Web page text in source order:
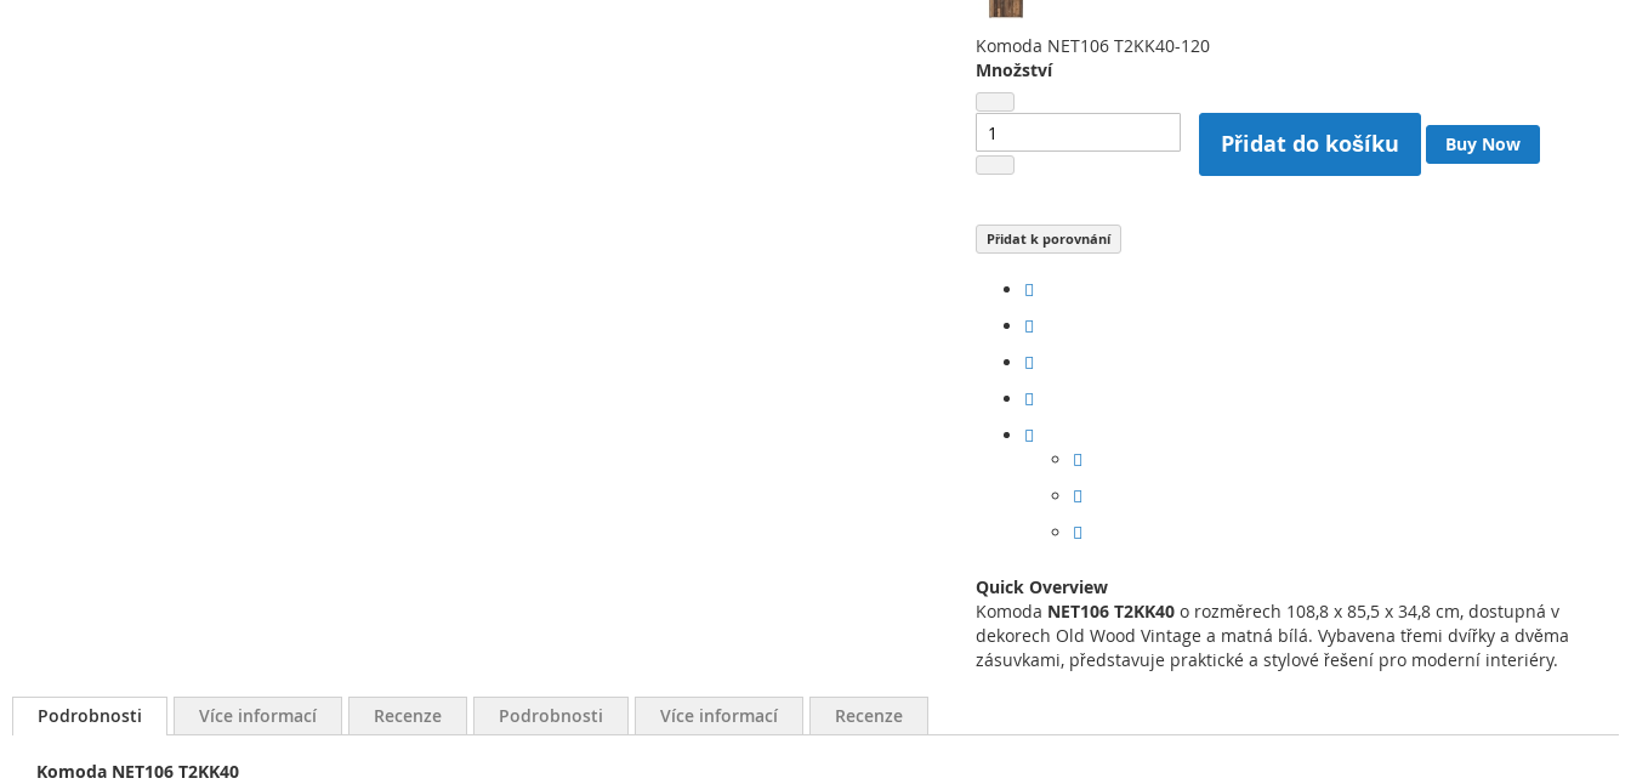
Komoda NET106 T2KK40-120
Množství
Přidat do košíku Buy Now
Přidat k porovnání
Quick Overview
Komoda NET106 T2KK40 o rozměrech 108,8 x 85,5 x 34,8 cm, dostupná v
dekorech Old Wood Vintage a matná bílá. Vybavena třemi dvířky a dvěma
zásuvkami, představuje praktické a stylové řešení pro moderní interiéry.
Podrobnosti Více informací Recenze Podrobnosti
Komoda NET106 T2KK40
Více informací Recenze